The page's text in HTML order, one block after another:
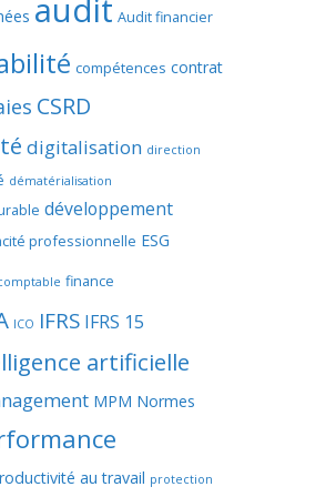
audit Audit financier
compétences contrat
CSRD
digitalisation direction
dématérialisation
développement
professionnelle ESG
finance
ICO IFRS IFRS 15
artificielle
MPM Normes
au travail protection